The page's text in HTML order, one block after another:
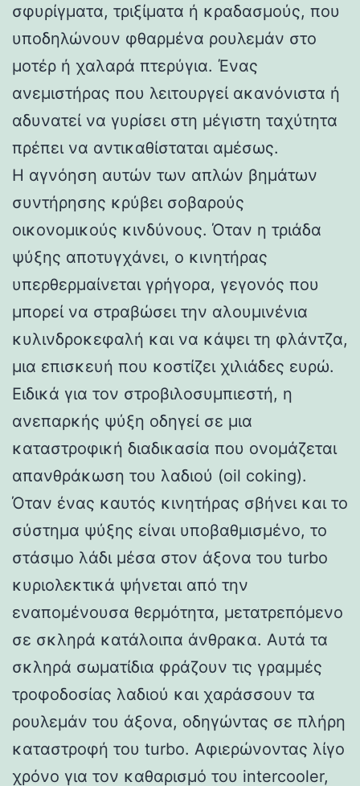
σφυρίγματα, τριξίματα ή κραδασμούς, που
υποδηλώνουν φθαρμένα ρουλεμάν στο
μοτέρ ή χαλαρά πτερύγια. Ένας
ανεμιστήρας που λειτουργεί ακανόνιστα ή
αδυνατεί να γυρίσει στη μέγιστη ταχύτητα
πρέπει να αντικαθίσταται αμέσως.
Η αγνόηση αυτών των απλών βημάτων
συντήρησης κρύβει σοβαρούς
οικονομικούς κινδύνους. Όταν η τριάδα
ψύξης αποτυγχάνει, ο κινητήρας
υπερθερμαίνεται γρήγορα, γεγονός που
μπορεί να στραβώσει την αλουμινένια
κυλινδροκεφαλή και να κάψει τη φλάντζα,
μια επισκευή που κοστίζει χιλιάδες ευρώ.
Ειδικά για τον στροβιλοσυμπιεστή, η
ανεπαρκής ψύξη οδηγεί σε μια
καταστροφική διαδικασία που ονομάζεται
απανθράκωση του λαδιού (oil coking).
Όταν ένας καυτός κινητήρας σβήνει και το
σύστημα ψύξης είναι υποβαθμισμένο, το
στάσιμο λάδι μέσα στον άξονα του turbo
κυριολεκτικά ψήνεται από την
εναπομένουσα θερμότητα, μετατρεπόμενο
σε σκληρά κατάλοιπα άνθρακα. Αυτά τα
σκληρά σωματίδια φράζουν τις γραμμές
τροφοδοσίας λαδιού και χαράσσουν τα
ρουλεμάν του άξονα, οδηγώντας σε πλήρη
καταστροφή του turbo. Αφιερώνοντας λίγο
χρόνο για τον καθαρισμό του intercooler,